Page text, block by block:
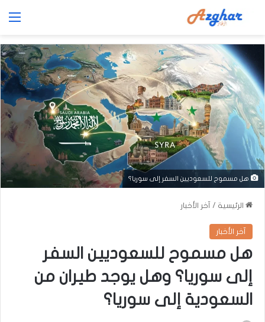
هل مسموح للسعوديين السفر إلى سوريا؟
الرئيسية / آخر الأخبار
آخر الأخبار
هل مسموح للسعوديين السفر
إلى سوريا؟ وهل يوجد طيران من
السعودية إلى سوريا؟